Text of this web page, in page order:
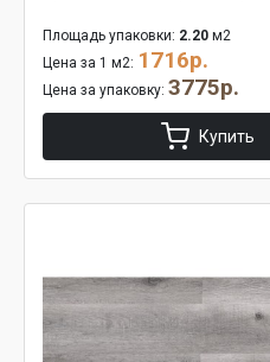
Площадь упаковки: 2.20 м2
Цена за 1 м2: 1716р.
Цена за упаковку: 3775р.
Купить